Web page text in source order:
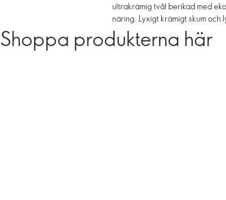
ultrakrämig tvål berikad med
näring. Lyxigt krämigt skum
Shoppa produkterna här